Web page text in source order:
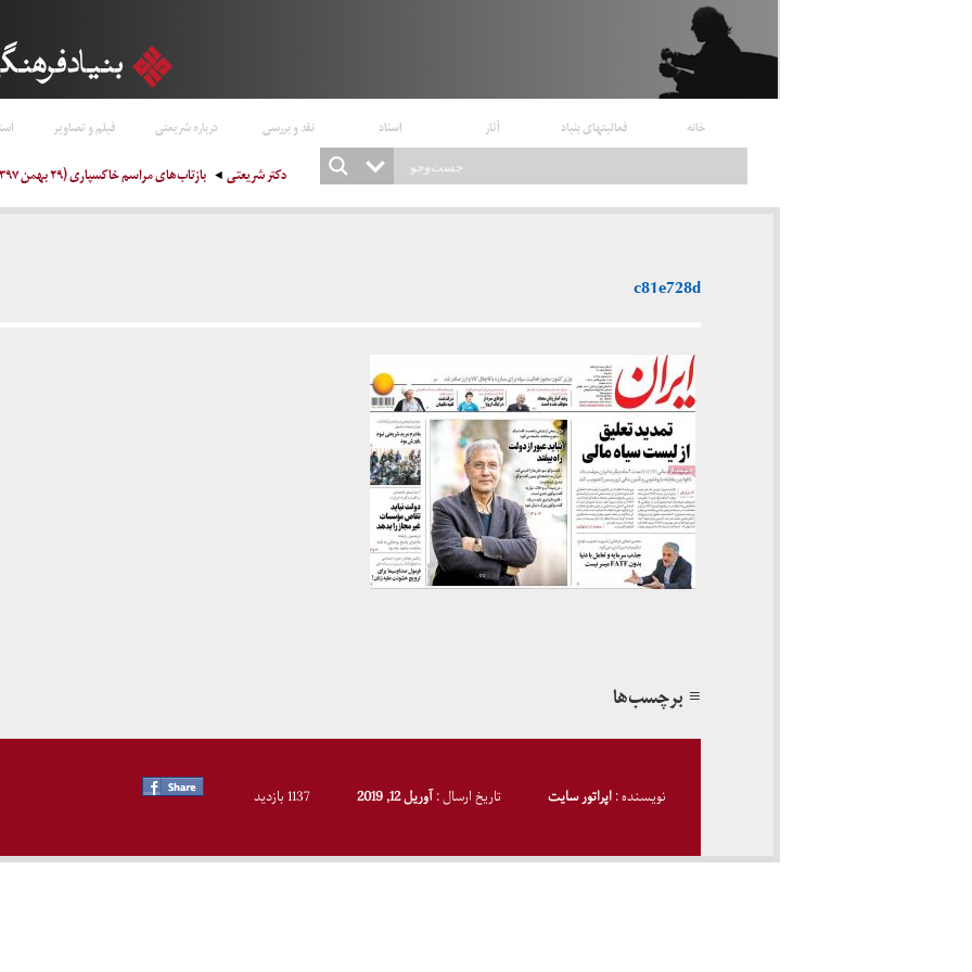
خانه فعالیتهای بنیاد آثار اسناد نقد و بررسی درباره شریعتی فیلم و تصاویر
دکتر شریعتی بازتاب‌های مراسم خاکسپاری (۲۹ بهمن ۱۳۹۷)
c81e728d
≡ برچسب‌ها
نویسنده :اپراتور سایت تاریخ ارسال :آوریل 12, 2019 1137 بازدید